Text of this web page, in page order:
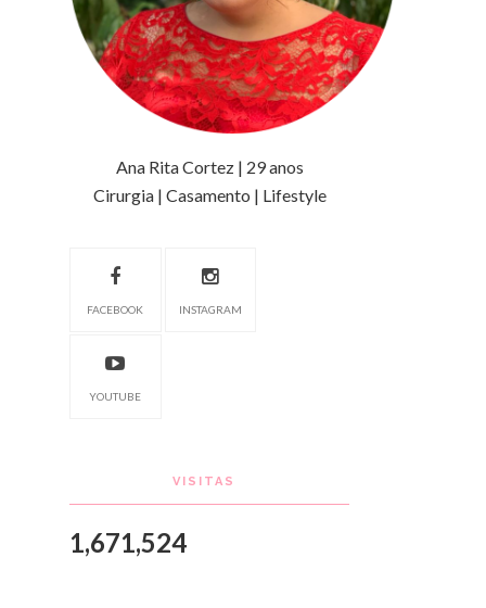
Ana Rita Cortez | 29 anos
Cirurgia | Casamento | Lifestyle
FACEBOOK INSTAGRAM
YOUTUBE
VISITAS
1,671,524